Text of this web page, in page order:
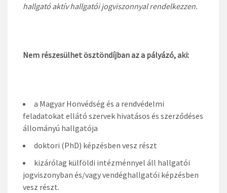
hallgató aktív hallgatói jogviszonnyal rendelkezzen.
Nem részesülhet ösztöndíjban az a pályázó, aki:
a Magyar Honvédség és a rendvédelmi
feladatokat ellátó szervek hivatásos és szerződéses
állományú hallgatója
doktori (PhD) képzésben vesz részt
kizárólag külföldi intézménnyel áll hallgatói
jogviszonyban és/vagy vendéghallgatói képzésben
vesz részt.